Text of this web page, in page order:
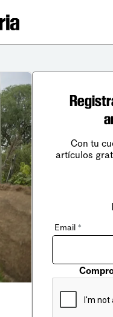
Con tu
artículos
Email *